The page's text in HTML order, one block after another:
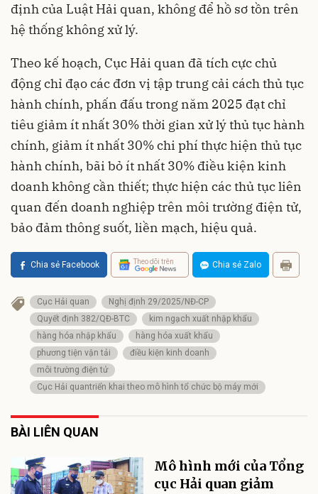
định của Luật Hải quan, không để hồ sơ tồn trên
hệ thống không xử lý.
Theo kế hoạch, Cục Hải quan đã tích cực chủ
động chỉ đạo các đơn vị tập trung cải cách thủ tục
hành chính, phấn đấu trong năm 2025 đạt chỉ
tiêu giảm ít nhất 30% thời gian xử lý thủ tục hành
chính, giảm ít nhất 30% chi phí thực hiện thủ tục
hành chính, bãi bỏ ít nhất 30% điều kiện kinh
doanh không cần thiết; thực hiện các thủ tục liên
quan đến doanh nghiệp trên môi trường điện tử,
bảo đảm thông suốt, liền mạch, hiệu quả.
Chia sẻ Facebook Theo dõi trên Chia sẻ Zalo
Cục Hải quan
Nghị định 29/2025/NĐ-CP
Quyết định 382/QĐ-BTC
kim ngạch xuất nhập khẩu
hàng hóa nhập khẩu
hàng hóa xuất khẩu
phương tiện vận tải
điều kiện kinh doanh
môi trường điện tử
Cục Hải quantriển khai theo mô hình tổ chức bộ máy mới
BÀI LIÊN QUAN
Mô hình mới của Tổng
cục Hải quan giảm